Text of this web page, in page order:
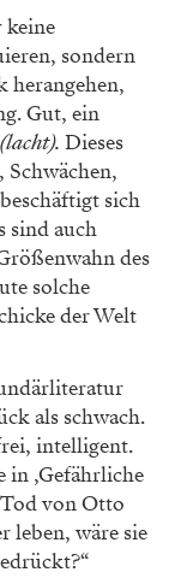
keine
sondern
herangehen,
Gut, ein
(lacht). Dieses
Schwächen,
sich
sind auch
des
solche
der Welt
als schwach.
intelligent.
in ,Gefährliche
von Otto
leben, wäre sie